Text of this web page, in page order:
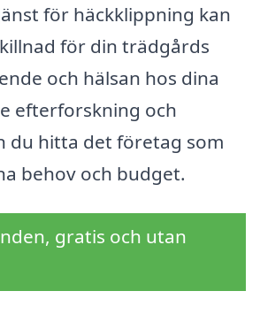
för häckklippning kan
för din trädgårds
och hälsan hos dina
efterforskning och
du hitta det företag som
behov och budget.
gratis och utan